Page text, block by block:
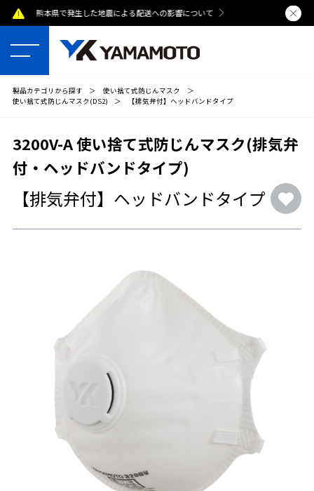
熊本県で発生した地震による配送への影響について 夏季休業
製品カテゴリから探す ＞ 使い捨て式防じんマスク
＞
使い捨て式防じんマスク(DS2)
＞ 【排気弁付】ヘッドバンドタイプ
3200V-A 使い捨て式防じんマスク(排気弁
付・ヘッドバンドタイプ)
【排気弁付】ヘッドバンドタイプ